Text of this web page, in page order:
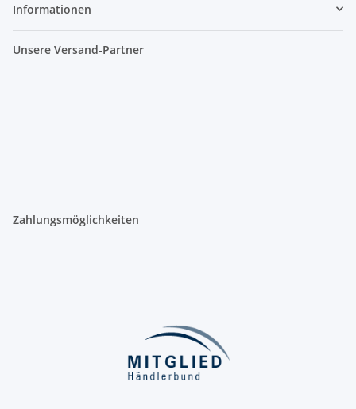
Informationen
Unsere Versand-Partner
Zahlungsmöglichkeiten